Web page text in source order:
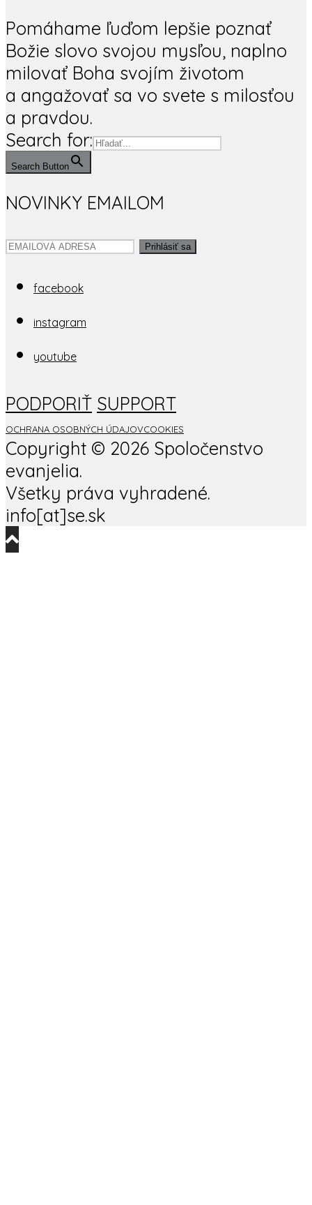
Pomáhame ľuďom lepšie poznať
Božie slovo svojou mysľou, naplno
milovať Boha svojím životom
a angažovať sa vo svete s milosťou
a pravdou.
Search for:
Search Button
NOVINKY EMAILOM
Prihlásiť sa
facebook
instagram
youtube
PODPORIŤ SUPPORT
OCHRANA OSOBNÝCH ÚDAJOVCOOKIES
Copyright © 2026 Spoločenstvo
evanjelia.
Všetky práva vyhradené.
info[at]se.sk